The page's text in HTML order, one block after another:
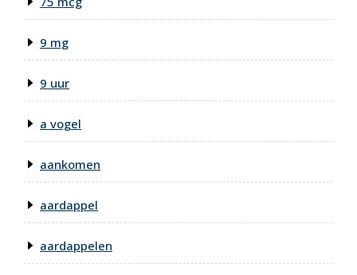
9 mg
9 uur
a vogel
aankomen
aardappel
aardappelen